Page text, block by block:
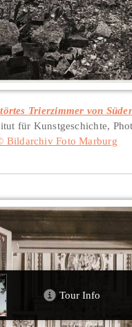
Trierzimmer von
für Kunstgeschichte,
Bildarchiv Foto Marburg